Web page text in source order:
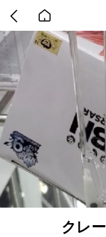
back
to
home
クレ